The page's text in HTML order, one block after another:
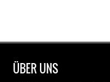
ÜBER UNS